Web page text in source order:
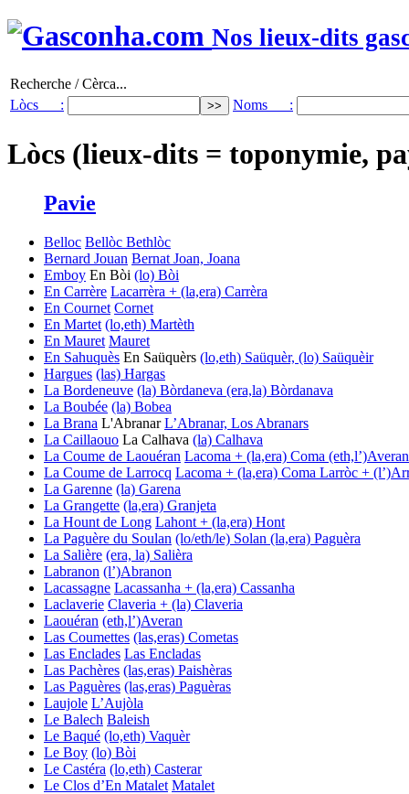
Nos lieux-dits
Recherche / Cèrca...
Lòcs :
Noms :
Lòcs (lieux-dits = toponymie,
Pavie
Belloc Bellòc Bethlòc
Bernard Jouan Bernat Joan, Joana
Emboy En Bòi (lo) Bòi
En Carrère Lacarrèra + (la,era) Carrèra
En Cournet Cornet
En Martet (lo,eth) Martèth
En Mauret Mauret
En Sahuquès En Saüquèrs (lo,eth) Saüquèr, (lo) Saüquèir
Hargues (las) Hargas
La Bordeneuve (la) Bòrdaneva (era,la) Bòrdanava
La Boubée (la) Bobea
La Brana L'AbranarL’Abranar, Los Abranars
La Caillaouo La Calhava (la) Calhava
La Coume de Laouéran Lacoma + (la,era) Coma (eth,l’)Averan
La Coume de Larrocq Lacoma + (la,era) Coma Larròc +
La Garenne (la) Garena
La Grangette (la,era) Granjeta
La Hount de Long Lahont + (la,era) Hont
La Paguère du Soulan (lo/eth/le) Solan (la,era) Paguèra
La Salière (era, la) Salièra
Labranon (l’)Abranon
Lacassagne Lacassanha + (la,era) Cassanha
Laclaverie Claveria + (la) Claveria
Laouéran (eth,l’)Averan
Las Coumettes (las,eras) Cometas
Las Enclades Las Encladas
Las Pachères (las,eras) Paishèras
Las Paguères (las,eras) Paguèras
Laujole L’Aujòla
Le Balech Baleish
Le Baqué (lo,eth) Vaquèr
Le Boy (lo) Bòi
Le Castéra (lo,eth) Casterar
Le Clos d’En Matalet Matalet